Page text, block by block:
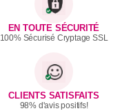
EN TOUTE SÉCURITÉ
100% Sécurisé Cryptage SSL
CLIENTS SATISFAITS
98% d'avis positifs!